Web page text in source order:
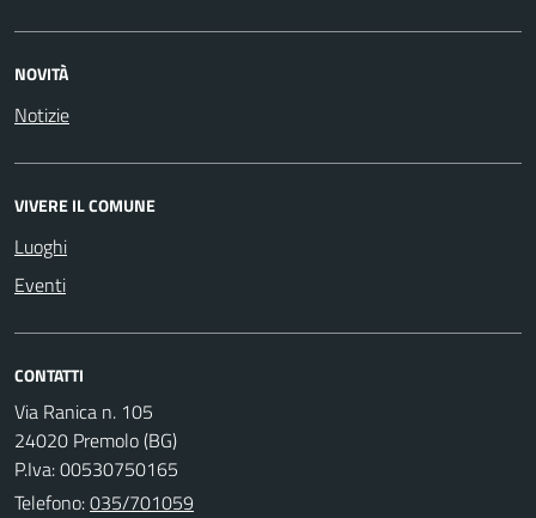
NOVITÀ
Notizie
VIVERE IL COMUNE
Luoghi
Eventi
CONTATTI
Via Ranica n. 105
24020 Premolo (BG)
P.Iva: 00530750165
Telefono:035/701059